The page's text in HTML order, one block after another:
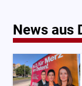
News aus